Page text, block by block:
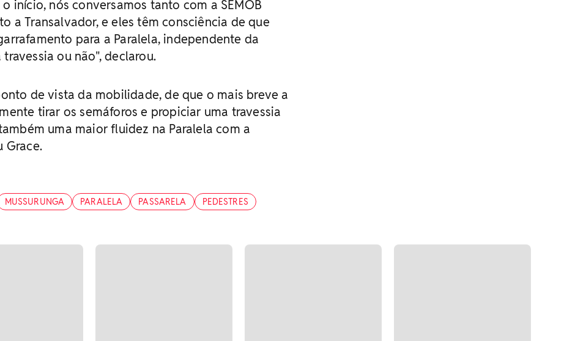
início, nós conversamos tanto com a SEMOB
a Transalvador, e eles têm consciência de que
para a Paralela, independente da
ou não", declarou.
de vista da mobilidade, de que o mais breve a
tirar os semáforos e propiciar uma travessia
uma maior fluidez na Paralela com a
Grace.
MUSSURUNGA PARALELA PASSARELA
PEDESTRES